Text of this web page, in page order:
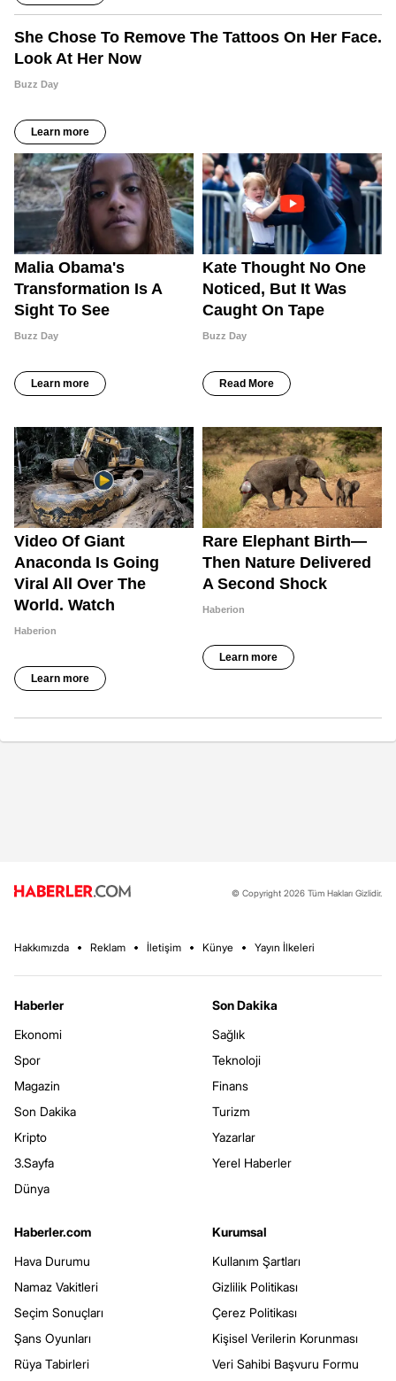
© Copyright 2026 Tüm Hakları Gizlidir.
Hakkımızda Reklam İletişim Künye Yayın İlkeleri
Haberler
Ekonomi
Spor
Magazin
Son Dakika
Kripto
3.Sayfa
Dünya
Son Dakika
Sağlık
Teknoloji
Finans
Turizm
Yazarlar
Yerel Haberler
Haberler.com
Hava Durumu
Namaz Vakitleri
Seçim Sonuçları
Şans Oyunları
Rüya Tabirleri
Kurumsal
Kullanım Şartları
Gizlilik Politikası
Çerez Politikası
Kişisel Verilerin Korunması
Veri Sahibi Başvuru Formu